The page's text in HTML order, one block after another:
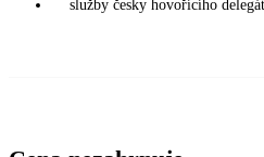
služby česky hovořícího